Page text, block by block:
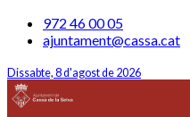
972 46 00 05
ajuntament@cassa.cat
Dissabte, 8 d'agost de 2026